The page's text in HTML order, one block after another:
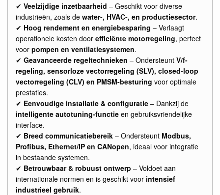
✔ Veelzijdige inzetbaarheid – Geschikt voor diverse
industrieën, zoals de water-, HVAC-, en productiesector.
✔ Hoog rendement en energiebesparing – Verlaagt
operationele kosten door efficiënte motorregeling, perfect
voor pompen en ventilatiesystemen.
✔ Geavanceerde regeltechnieken – Ondersteunt V/f-
regeling, sensorloze vectorregeling (SLV), closed-loop
vectorregeling (CLV) en PMSM-besturing voor optimale
prestaties.
✔ Eenvoudige installatie & configuratie – Dankzij de
intelligente autotuning-functie en gebruiksvriendelijke
interface.
✔ Breed communicatiebereik – Ondersteunt Modbus,
Profibus, Ethernet/IP en CANopen, ideaal voor integratie
in bestaande systemen.
✔ Betrouwbaar & robuust ontwerp – Voldoet aan
internationale normen en is geschikt voor intensief
industrieel gebruik.